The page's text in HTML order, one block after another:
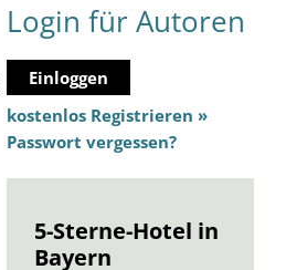
Login für Autoren
Einloggen
kostenlos Registrieren »
Passwort vergessen?
5-Sterne-Hotel in
Bayern